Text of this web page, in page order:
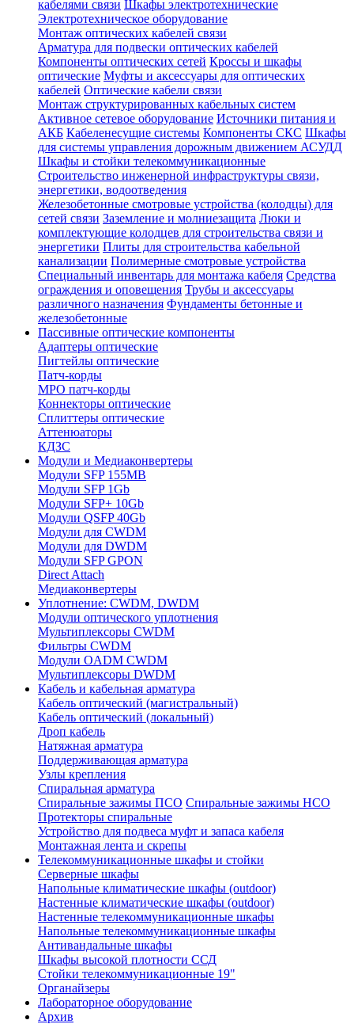
кабелями связи Шкафы электротехнические
Электротехническое оборудование
Монтаж оптических кабелей связи
Арматура для подвески оптических кабелей
Компоненты оптических сетей Кроссы и шкафы
оптические Муфты и аксессуары для оптических
кабелей Оптические кабели связи
Монтаж структурированных кабельных систем
Активное сетевое оборудование Источники питания и
АКБ Кабеленесущие системы Компоненты СКС Шкафы
для системы управления дорожным движением АСУДД
Шкафы и стойки телекоммуникационные
Строительство инженерной инфраструктуры связи,
энергетики, водоотведения
Железобетонные смотровые устройства (колодцы) для
сетей связи Заземление и молниезащита Люки и
комплектующие колодцев для строительства связи и
энергетики Плиты для строительства кабельной
канализации Полимерные смотровые устройства
Специальный инвентарь для монтажа кабеля Средства
ограждения и оповещения Трубы и аксессуары
различного назначения Фундаменты бетонные и
железобетонные
Пассивные оптические компоненты
Адаптеры оптические
Пигтейлы оптические
Патч-корды
MPO патч-корды
Коннекторы оптические
Сплиттеры оптические
Аттенюаторы
КДЗС
Модули и Медиаконвертеры
Модули SFP 155MB
Модули SFP 1Gb
Модули SFP+ 10Gb
Модули QSFP 40Gb
Модули для CWDM
Модули для DWDM
Модули SFP GPON
Direct Attach
Медиаконвертеры
Уплотнение: CWDM, DWDM
Модули оптического уплотнения
Мультиплексоры CWDM
Фильтры CWDM
Модули OADM CWDM
Мультиплексоры DWDM
Кабель и кабельная арматура
Кабель оптический (магистральный)
Кабель оптический (локальный)
Дроп кабель
Натяжная арматура
Поддерживающая арматура
Узлы крепления
Спиральная арматура
Спиральные зажимы ПСО Спиральные зажимы НСО
Протекторы спиральные
Устройство для подвеса муфт и запаса кабеля
Монтажная лента и скрепы
Телекоммуникационные шкафы и стойки
Серверные шкафы
Напольные климатические шкафы (outdoor)
Настенные климатические шкафы (outdoor)
Настенные телекоммуникационные шкафы
Напольные телекоммуникационные шкафы
Антивандальные шкафы
Шкафы высокой плотности ССД
Стойки телекоммуникационные 19"
Органайзеры
Лабораторное оборудование
Архив